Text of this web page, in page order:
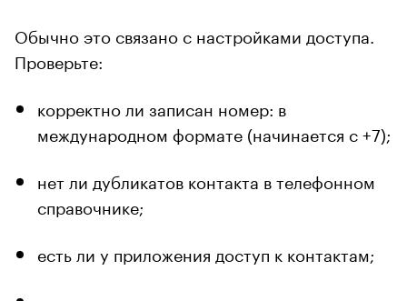
Обычно это связано с настройками доступа.
Проверьте:
корректно ли записан номер: в
международном формате (начинается с +7);
нет ли дубликатов контакта в телефонном
справочнике;
есть ли у приложения доступ к контактам;